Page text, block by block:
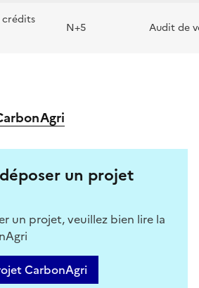
crédits
N+5 Audit de
un projet
un projet, veuillez bien lire la
CarbonAgri